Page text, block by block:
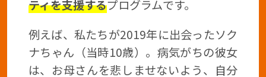
ティを支援するプログラムです。
例えば、私たちが2019年に出会ったソク
ナちゃん（当時10歳）。病気がちの彼女
は、お母さんを悲しませないよう、自分